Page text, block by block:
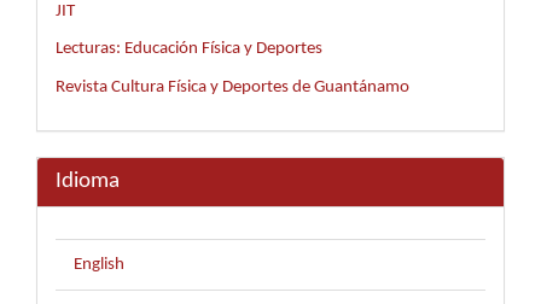
JIT
Lecturas: Educación Física y Deportes
Revista Cultura Física y Deportes de Guantánamo
Idioma
English